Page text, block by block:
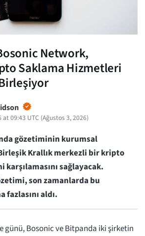
Network,
Saklama Hizmetleri
at 09:43 UTC (Ağustos 3, 2026)
gözetiminin kurumsal
Krallık merkezli bir kripto
karşılamasını sağlayacak.
son zamanlarda bu
aldı.
günü, Bosonic ve Bitpanda iki şirketin